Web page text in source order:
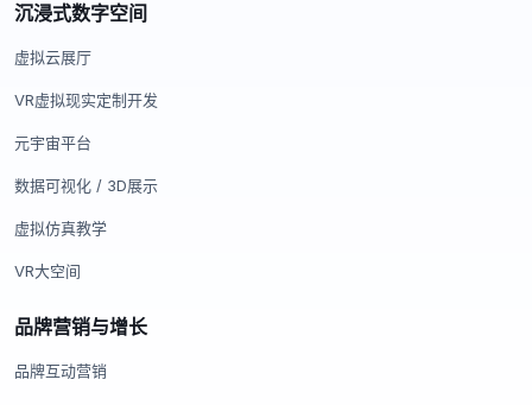
沉浸式数字空间
虚拟云展厅
VR虚拟现实定制开发
元宇宙平台
数据可视化 / 3D展示
虚拟仿真教学
VR大空间
品牌营销与增长
品牌互动营销